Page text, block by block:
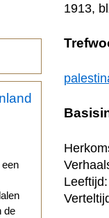
de
1913,
Leeftijd: